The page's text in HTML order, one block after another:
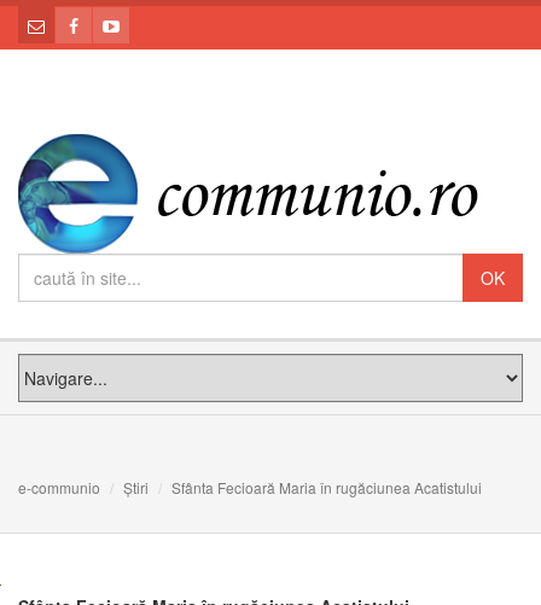
e-communio Știri Sfânta Fecioară Maria în rugăciunea Acatistului